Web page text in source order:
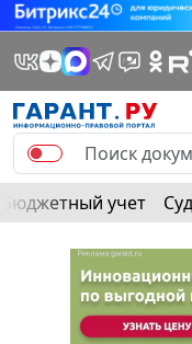
Бюджетный учет